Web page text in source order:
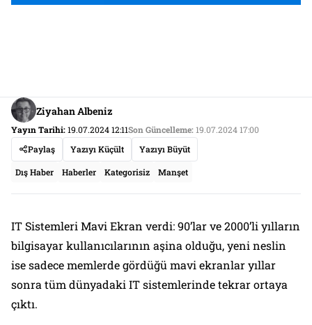
Ziyahan Albeniz
Yayın Tarihi:19.07.2024 12:11Son Güncelleme:19.07.2024 17:00
Paylaş
Yazıyı Küçült Yazıyı Büyüt
Dış Haber Haberler Kategorisiz Manşet
IT Sistemleri Mavi Ekran verdi: 90’lar ve 2000’li yılların
bilgisayar kullanıcılarının aşina olduğu, yeni neslin
ise sadece memlerde gördüğü mavi ekranlar yıllar
sonra tüm dünyadaki IT sistemlerinde tekrar ortaya
çıktı.